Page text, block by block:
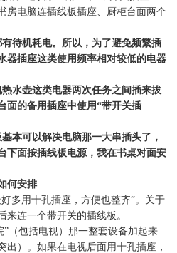
房电脑连插线板插座、厨柜台面两个
待机耗电。所以，为了避免频繁插
器插座这类使用频率相对较低的电器
水壶这类电器两次任务之间插来拔
面的备用插座中使用“带开关插
本可以解决电脑那一大串插头了，
下面按插线板电源，我在书桌对面安
何安排
多用十孔插座，方便也整齐”。关于
来连一个带开关的插线板。
” （包括电视）那一整套设备加起来
出）。如果在电视后面用十孔插座，